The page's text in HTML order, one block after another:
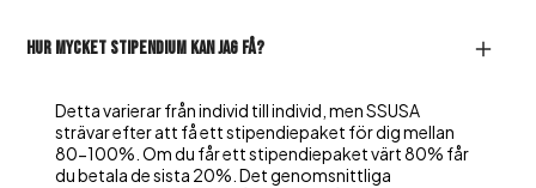
Hur mycket stipendium kan jag få?
Detta varierar från individ till individ, men SSUSA
strävar efter att få ett stipendiepaket för dig mellan
80-100%. Om du får ett stipendiepaket värt 80% får
du betala de sista 20%. Det genomsnittliga